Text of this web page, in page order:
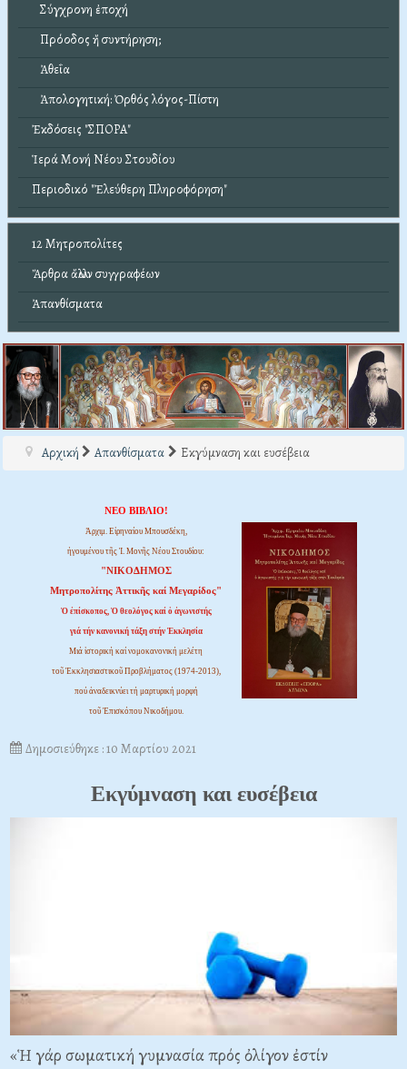
Σύγχρονη ἐποχή
Πρόοδος ἤ συντήρηση;
Ἀθεΐα
Ἀπολογητική: Ὀρθός λόγος-Πίστη
Ἐκδόσεις "ΣΠΟΡΑ"
Ἱερά Μονή Νέου Στουδίου
Περιοδικό "Ἐλεύθερη Πληροφόρηση"
12 Μητροπολίτες
Ἄρθρα ἄλλων συγγραφέων
Ἀπανθίσματα
Αρχική Απανθίσματα Εκγύμναση και ευσέβεια
ΝΕΟ ΒΙΒΛΙΟ!
Ἀρχιμ. Εἰρηναίου Μπουσδέκη,
ἡγουμένου τῆς Ἱ. Μονῆς Νέου Στουδίου:
"ΝΙΚΟΔΗΜΟΣ
Μητροπολίτης Ἀττικῆς καί Μεγαρίδος"
Ὁ ἐπίσκοπος, Ὁ θεολόγος καί ὁ ἀγωνιστής
γιά τήν κανονική τάξη στήν Ἐκκλησία
Μιά ἱστορική καί νομοκανονική μελέτη
τοῦ Ἐκκλησιαστικοῦ Προβλήματος (1974-2013),
πού ἀναδεικνύει τή μαρτυρική μορφή
τοῦ Ἐπισκόπου Νικοδήμου.
Δημοσιεύθηκε : 10 Μαρτίου 2021
Εκγύμναση και ευσέβεια
«Ἡ γάρ σωματική γυμνασία πρός ὀλίγον ἐστίν